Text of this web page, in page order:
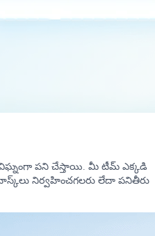
పని చేస్తాయి. మీ టీమ్ ఎక్కడి
నిర్వహించగలరు లేదా పనితీరు